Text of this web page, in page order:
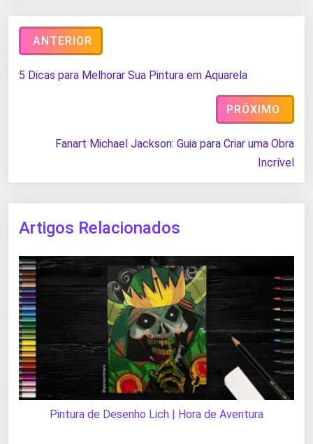
ANTERIOR
5 Dicas para Melhorar Sua Pintura em Aquarela
PRÓXIMO
Fanart Michael Jackson: Guia para Criar uma Obra
Incrível
Artigos Relacionados
Pintura de Desenho Lich | Hora de Aventura